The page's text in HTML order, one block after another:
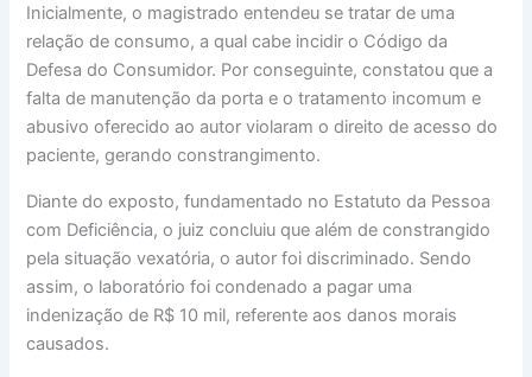
Inicialmente, o magistrado entendeu se tratar de uma
relação de consumo, a qual cabe incidir o Código da
Defesa do Consumidor. Por conseguinte, constatou que a
falta de manutenção da porta e o tratamento incomum e
abusivo oferecido ao autor violaram o direito de acesso do
paciente, gerando constrangimento.
Diante do exposto, fundamentado no Estatuto da Pessoa
com Deficiência, o juiz concluiu que além de constrangido
pela situação vexatória, o autor foi discriminado. Sendo
assim, o laboratório foi condenado a pagar uma
indenização de R$ 10 mil, referente aos danos morais
causados.